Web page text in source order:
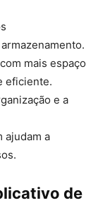
mais espaço
eficiente.
e a
ajudam a
de